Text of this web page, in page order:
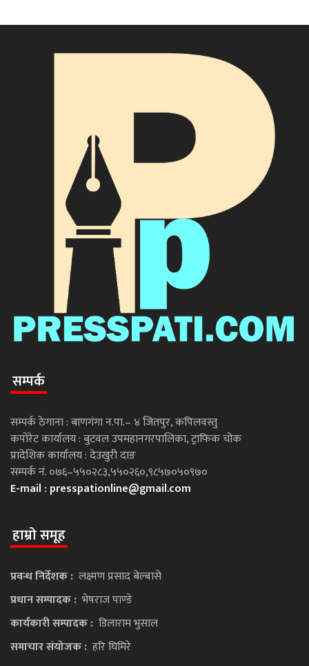
सम्पर्क
सम्पर्क ठेगाना : बाणगंगा न.पा.– ४ जितपुर, कपिलवस्तु
कपोरेट कार्यालय : बुटवल उपमहानगरपालिका, ट्राफिक चोक
प्रादेशिक कार्यालय : देउखुरी दाङ
सम्पर्क नं. ०७६–५५०२८३,५५०२६०,९८५७०५०९७०
E-mail : presspationline@gmail.com
हाम्रो समूह
प्रवन्ध निर्देशक : लक्ष्मण प्रसाद बेल्बासे
प्रधान सम्पादक : भेषराज पाण्डे
कार्यकारी सम्पादक : डिलाराम भुसाल
समाचार संयोजक : हरि घिमिरे